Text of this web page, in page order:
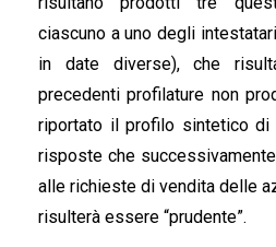
ciascuno a uno degli
in date diverse), che
precedenti profilature non
riportato il profilo sintetico di
risposte che
alle richieste di vendita delle
risulterà essere “prudente”.